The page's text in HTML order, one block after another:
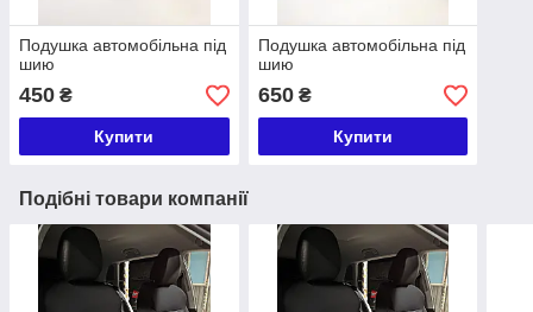
Подушка автомобільна під
шию
450 ₴
Купити
Подушка автомобільна під
шию
650₴
Купити
Подібні товари компанії